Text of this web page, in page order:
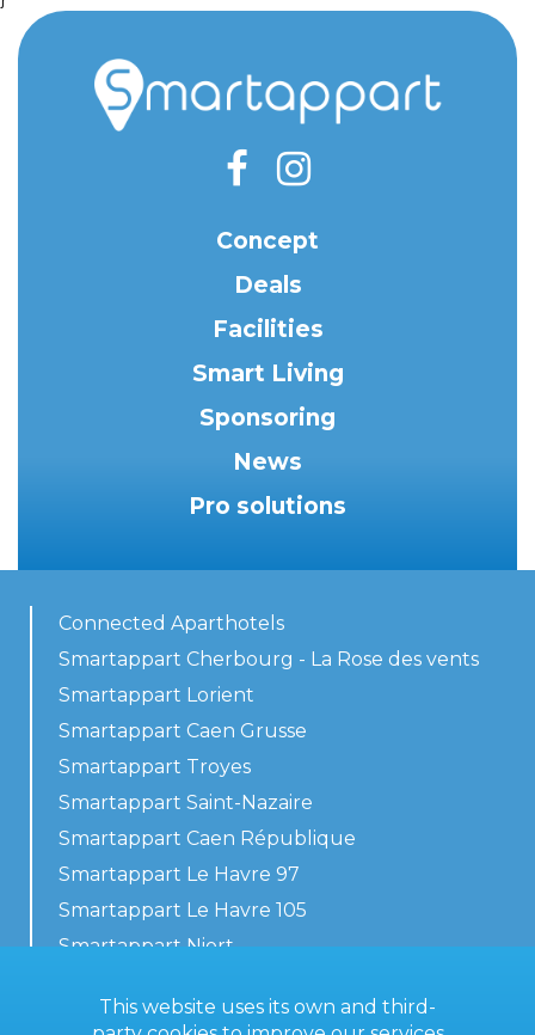
Concept
Deals
Facilities
Smart Living
Sponsoring
News
Pro solutions
Connected Aparthotels
Smartappart Cherbourg - La Rose des vents
Smartappart Lorient
Smartappart Caen Grusse
Smartappart Troyes
Smartappart Saint-Nazaire
Smartappart Caen République
Smartappart Le Havre 97
Smartappart Le Havre 105
Smartappart Niort
This website uses its own and third-